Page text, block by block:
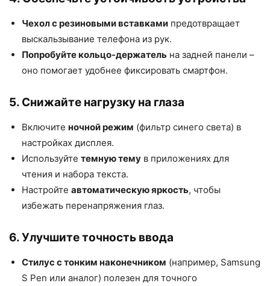
Чехол с резиновыми вставками предотвращает
выскальзывание телефона из рук.
Попробуйте кольцо-держатель на задней панели –
оно помогает удобнее фиксировать смартфон.
5. Снижайте нагрузку на глаза
Включите ночной режим (фильтр синего света) в
настройках дисплея.
Используйте темную тему в приложениях для
чтения и набора текста.
Настройте автоматическую яркость, чтобы
избежать перенапряжения глаз.
6. Улучшите точность ввода
Стилус с тонким наконечником (например, Samsung
S Pen или аналог) полезен для точного